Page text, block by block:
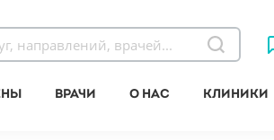
Врачи О нас Клиники